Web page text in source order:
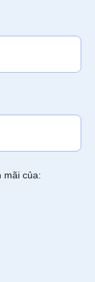
mãi của: